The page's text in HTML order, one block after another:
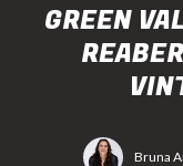
GREEN
Bruna